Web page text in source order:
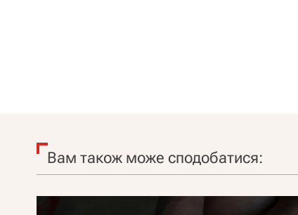
Вам також може сподобатися: